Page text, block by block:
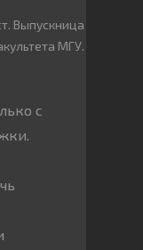
Выпускница
МГУ.
с